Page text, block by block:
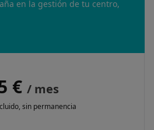
en la gestión de tu centro,
€ / mes
sin permanencia